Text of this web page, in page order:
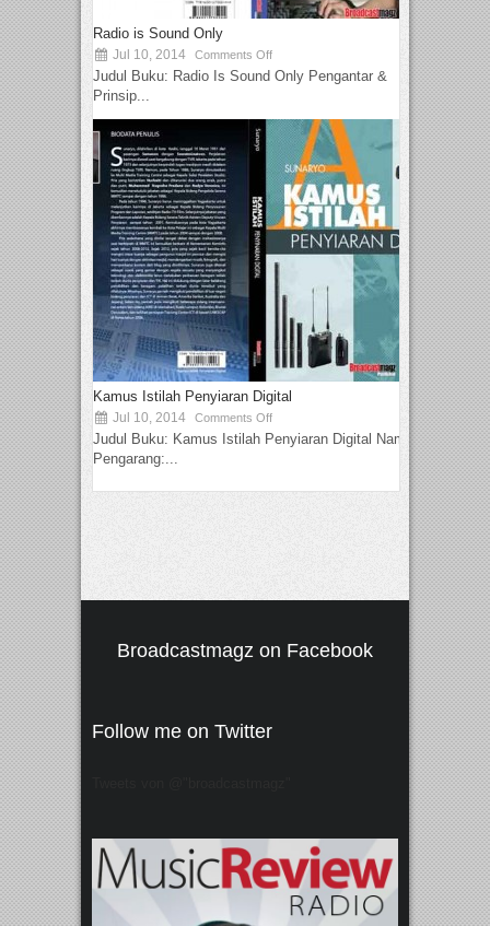
Radio is Sound Only
Jul 10, 2014 Comments Off
Judul Buku: Radio Is Sound Only Pengantar &
Prinsip...
Kamus Istilah Penyiaran Digital
Jul 10, 2014 Comments Off
Judul Buku: Kamus Istilah Penyiaran Digital Nama
Pengarang:...
Broadcastmagz on Facebook
Follow me on Twitter